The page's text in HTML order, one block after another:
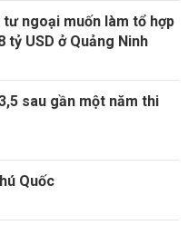
ngoại muốn làm tổ hợp
USD ở Quảng Ninh
sau gần một năm thi
Quốc